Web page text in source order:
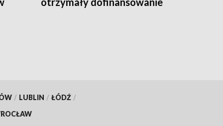
/ LUBLIN / ŁÓDŹ /